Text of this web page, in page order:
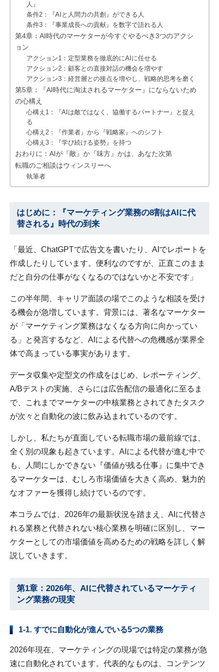
人』
条件2：『AIと人間力の共創』ができる人
条件3：『事業成長への貢献』を数字で語れる人
第4章：AI時代のマーケターが今すぐやるべき3つのアクシ
ョン
アクション1：定型業務を徹底的にAIに任せる
アクション2：顧客との直接対話の機会を増やす
アクション3：経営層との接点を増やし、戦略的思考を磨く
第5章：『AI時代に淘汰されるマーケター』にならないため
の心構え
心構え1：『AIは敵ではなく、協働するパートナー』と捉え
る
心構え2：『作業者』から『戦略家』へのシフト
心構え3：『学び続ける姿勢』を持つ
おわりに：AIが『敵』か『味方』かは、あなた次第
転職のご相談はウィンスリーへ
執筆者
はじめに：『マーケティング業務の8割はAIに代
替される』時代の到来
「最近、ChatGPTで広告文を書いたり、AIでレポートを
作成したりしています。便利なのですが、正直このまま
だと自分の仕事がなくなるのではないかと不安です」
この半年間、キャリア面談の場でこのような相談を受け
る機会が急増しています。背景には、著名なマーケター
が「マーケティング業務はなくなる方向に向かってい
る」と発言するなど、AIによる代替への危機感が業界全
体で高まっている事実があります。
データ収集や定型文の作成をはじめ、レポーティング、
A/Bテストの実施、さらには広告配信の最適化に至るま
で、これまでマーケターの中核業務とされてきたタスク
が次々と自動化の波に飲み込まれているのです。
しかし、私たちが直面している転職市場の最前線では、
全く別の現象も起きています。AIによる代替が進む中で
も、人間にしかできない『価値が残る仕事』に集中でき
るマーケターは、むしろ市場価値を大きく高め、魅力的
なオファーを獲得し続けているのです。
本コラムでは、2026年の最新状況を踏まえ、AIに代替さ
れる業務と代替されない核心業務を明確に区別し、マー
ケターとしての市場価値を高めるための戦略を詳しく解
説していきます。
第1章：2026年、AIに代替されているマーケティ
ング業務の現実
1-1. すでに自動化が進んでいる5つの業務
2026年現在、マーケティングの現場では特定の業務が急
速に自動化されています。代表的なものは、コンテンツ